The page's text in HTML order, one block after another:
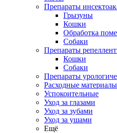
Препараты
Грызуны
Кошки
Обработка
Собаки
Препараты
Кошки
Собаки
Препараты
Расходные материалы
Успокоительные
Уход за глазами
Уход за зубами
Уход за ушами
Ещё